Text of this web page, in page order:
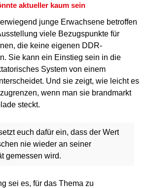
aktueller kaum sein
junge Erwachsene betroffen
viele Bezugspunkte für
die keine eigenen DDR-
Sie kann ein Einstieg sein in die
System von einem
Und sie zeigt, wie leicht es
wenn man sie brandmarkt
steckt.
euch dafür ein, dass der Wert
nie wieder an seiner
gemessen wird.
sei es, für das Thema zu